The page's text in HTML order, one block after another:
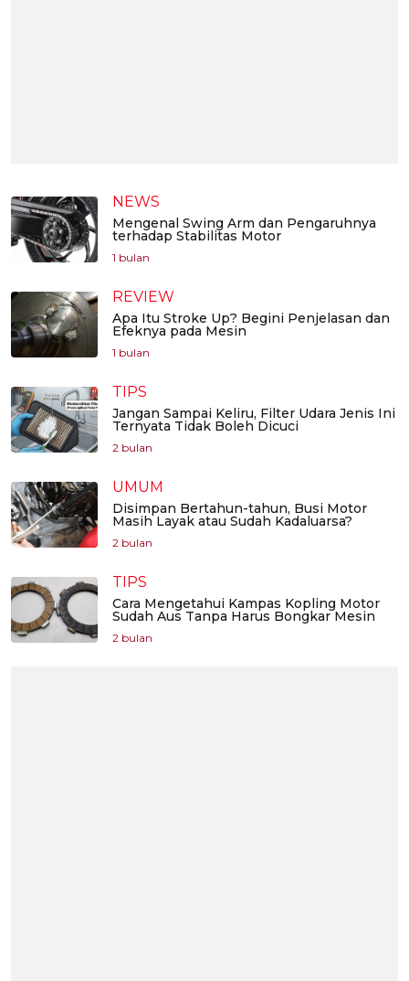
NEWS
Mengenal Swing Arm dan Pengaruhnya
terhadap Stabilitas Motor
1 bulan
REVIEW
Apa Itu Stroke Up? Begini Penjelasan dan
Efeknya pada Mesin
1 bulan
TIPS
Jangan Sampai Keliru, Filter Udara Jenis Ini
Ternyata Tidak Boleh Dicuci
2 bulan
UMUM
Disimpan Bertahun-tahun, Busi Motor
Masih Layak atau Sudah Kadaluarsa?
2 bulan
TIPS
Cara Mengetahui Kampas Kopling Motor
Sudah Aus Tanpa Harus Bongkar Mesin
2 bulan